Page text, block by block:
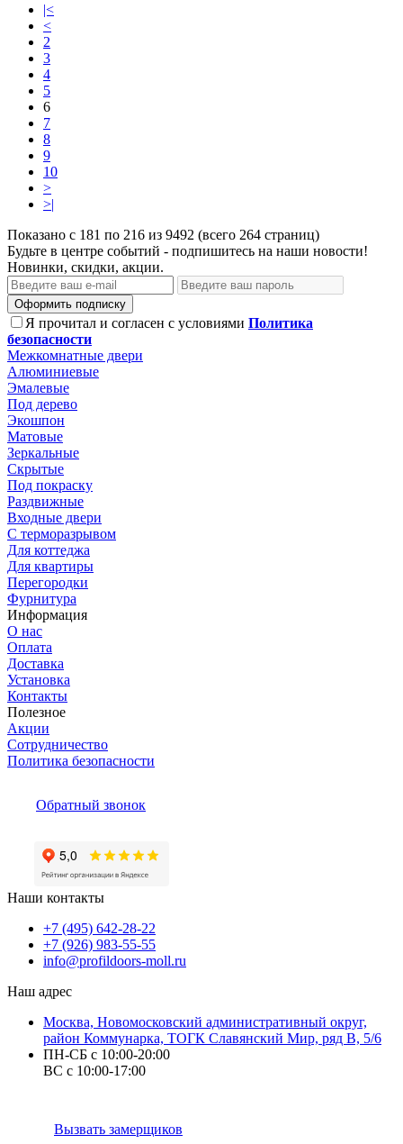
|<
<
2
3
4
5
6
7
8
9
10
>
>|
Показано с 181 по 216 из 9492 (всего 264 страниц)
Будьте в центре событий - подпишитесь на наши новости!
Новинки, скидки, акции.
Оформить подписку
Я прочитал и согласен с условиями Политика
безопасности
Межкомнатные двери
Алюминиевые
Эмалевые
Под дерево
Экошпон
Матовые
Зеркальные
Скрытые
Под покраску
Раздвижные
Входные двери
С терморазрывом
Для коттеджа
Для квартиры
Перегородки
Фурнитура
Информация
О нас
Оплата
Доставка
Установка
Контакты
Полезное
Акции
Сотрудничество
Политика безопасности
Обратный звонок
Наши контакты
+7 (495) 642-28-22
+7 (926) 983-55-55
info@profildoors-moll.ru
Наш адрес
Москва, Новомосковский административный округ,
район Коммунарка, ТОГК Славянский Мир, ряд В, 5/6
ПН-СБ с 10:00-20:00
ВС с 10:00-17:00
Вызвать замерщиков